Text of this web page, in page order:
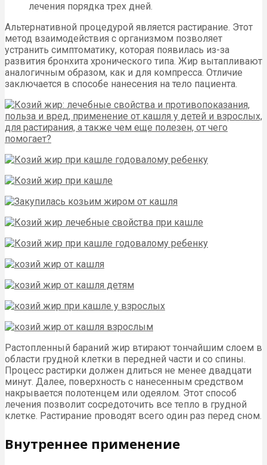
лечения порядка трех дней.
Альтернативной процедурой является растирание. Этот
метод взаимодействия с организмом позволяет
устранить симптоматику, которая появилась из-за
развития бронхита хронического типа. Жир вытапливают
аналогичным образом, как и для компресса. Отличие
заключается в способе нанесения на тело пациента.
Растопленный бараний жир втирают тончайшим слоем в
области грудной клетки в передней части и со спины.
Процесс растирки должен длиться не менее двадцати
минут. Далее, поверхность с нанесенным средством
накрывается полотенцем или одеялом. Этот способ
лечения позволит сосредоточить все тепло в грудной
клетке. Растирание проводят всего один раз перед сном.
Внутреннее применение